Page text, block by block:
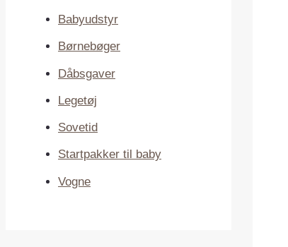
Babyudstyr
Børnebøger
Dåbsgaver
Legetøj
Sovetid
Startpakker til baby
Vogne